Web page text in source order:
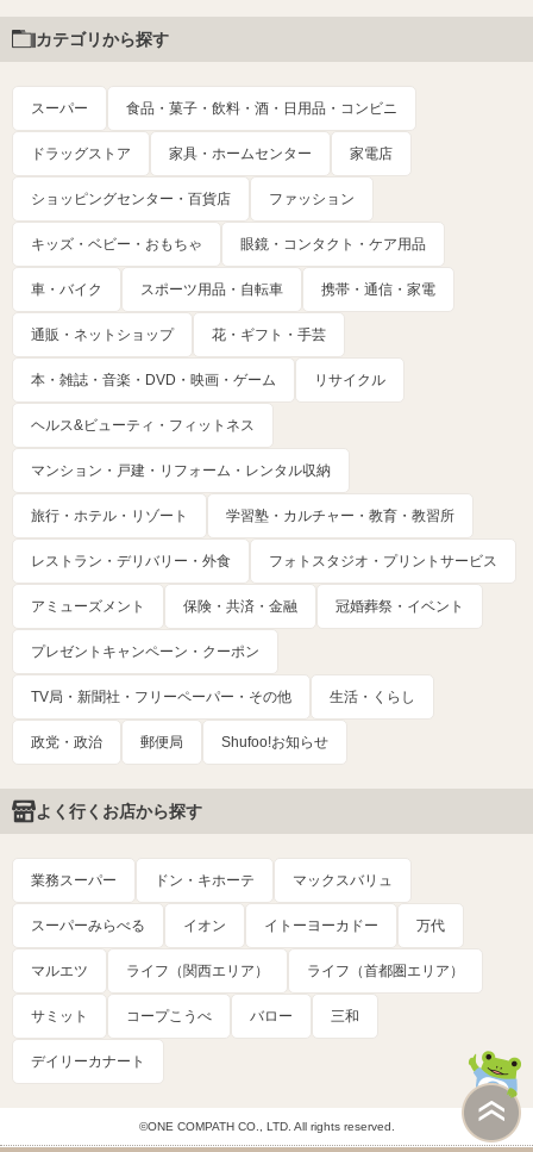
カテゴリから探す
スーパー 食品・菓子・飲料・酒・日用品・コンビニ
ドラッグストア 家具・ホームセンター 家電店
ショッピングセンター・百貨店 ファッション
キッズ・ベビー・おもちゃ 眼鏡・コンタクト・ケア用品
車・バイク スポーツ用品・自転車 携帯・通信・家電
通販・ネットショップ 花・ギフト・手芸
本・雑誌・音楽・DVD・映画・ゲーム リサイクル
ヘルス&ビューティ・フィットネス
マンション・戸建・リフォーム・レンタル収納
旅行・ホテル・リゾート 学習塾・カルチャー・教育・教習所
レストラン・デリバリー・外食 フォトスタジオ・プリントサービス
アミューズメント 保険・共済・金融 冠婚葬祭・イベント
プレゼントキャンペーン・クーポン
TV局・新聞社・フリーペーパー・その他 生活・くらし
政党・政治 郵便局 Shufoo!お知らせ
よく行くお店から探す
業務スーパー ドン・キホーテ マックスバリュ
スーパーみらべる イオン イトーヨーカドー 万代
マルエツ ライフ（関西エリア） ライフ（首都圏エリア）
サミット コープこうべ バロー 三和
デイリーカナート
©ONE COMPATH CO., LTD. All rights reserved.